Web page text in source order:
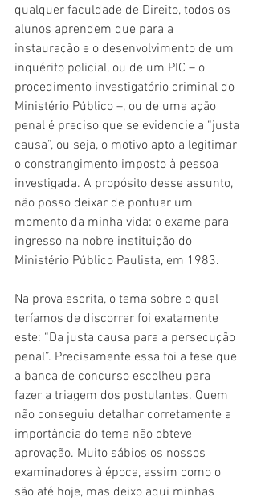
qualquer faculdade de Direito, todos os
alunos aprendem que para a
instauração e o desenvolvimento de um
inquérito policial, ou de um PIC – o
procedimento investigatório criminal do
Ministério Público –, ou de uma ação
penal é preciso que se evidencie a “justa
causa”, ou seja, o motivo apto a legitimar
o constrangimento imposto à pessoa
investigada. A propósito desse assunto,
não posso deixar de pontuar um
momento da minha vida: o exame para
ingresso na nobre instituição do
Ministério Público Paulista, em 1983.
Na prova escrita, o tema sobre o qual
teríamos de discorrer foi exatamente
este: “Da justa causa para a persecução
penal”. Precisamente essa foi a tese que
a banca de concurso escolheu para
fazer a triagem dos postulantes. Quem
não conseguiu detalhar corretamente a
importância do tema não obteve
aprovação. Muito sábios os nossos
examinadores à época, assim como o
são até hoje, mas deixo aqui minhas